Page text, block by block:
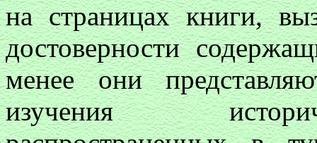
на страницах книги,
достоверности
менее они
изучения